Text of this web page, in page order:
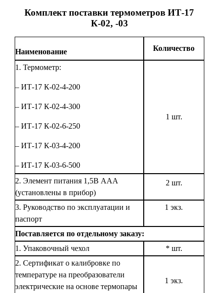
Комплект поставки термометров ИТ-17
К-02, -03
Наименование Количество
1. Термометр:
– ИТ-17 К-02-4-200
– ИТ-17 К-02-4-300
– ИТ-17 К-02-6-250
– ИТ-17 К-03-4-200
– ИТ-17 К-03-6-500
1 шт.
2. Элемент питания 1,5В ААА
(установлены в прибор)
2 шт.
3. Руководство по эксплуатации и
паспорт
1 экз.
Поставляется по отдельному заказу:
1. Упаковочный чехол
* шт.
2. Сертификат о калибровке по
температуре на преобразователи
электрические на основе термопары
1 экз.